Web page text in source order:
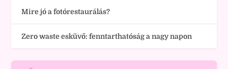
Mire jó a fotórestaurálás?
Zero waste esküvő: fenntarthatóság a nagy napon